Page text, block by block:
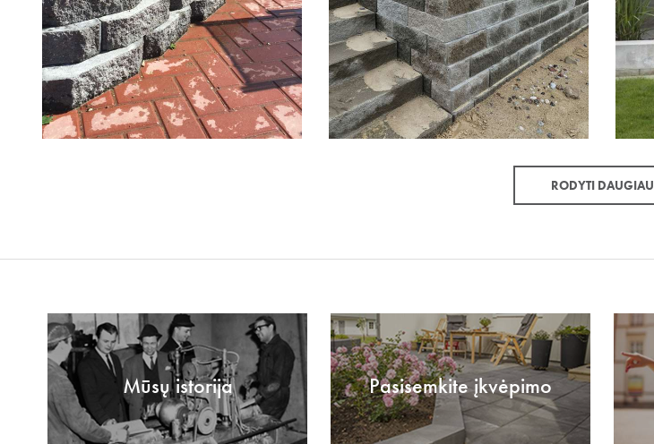
RODYTI DAUGIAU
Mūsų istorija Pasisemkite įkvėpimo